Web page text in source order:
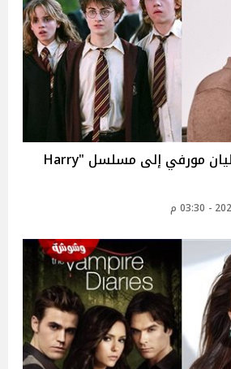
حقيقة انضمام كيليان مورفي إلى مسلسل "Harry